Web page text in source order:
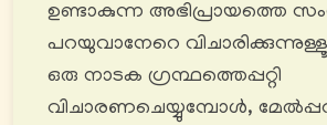
ഉണ്ടാകുന്ന അഭിപ്രായത്തെ
പറയുവാനേറെ
ഒരു നാടക ഗ്രന്ഥത്തെപ്പറ്റി
വിചാരണചെയ്യുമ്പോൾ,